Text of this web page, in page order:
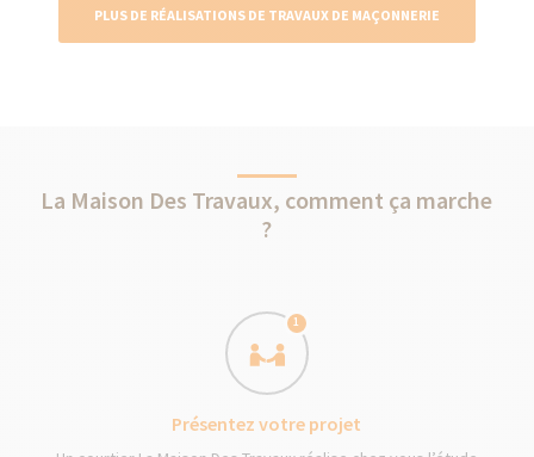
PLUS DE RÉALISATIONS DE TRAVAUX DE MAÇONNERIE
La Maison Des Travaux, comment ça marche
?
1
Présentez votre projet